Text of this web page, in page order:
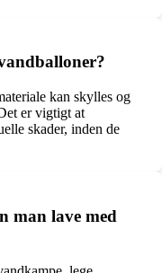
kan skylles og
er vigtigt at
skader, inden de
man lave med